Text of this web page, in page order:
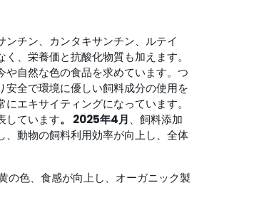
チン、カンタキサンチン、ルテイ
、栄養価と抗酸化物質も加えます。
自然な色の食品を求めています。つ
全で環境に優しい飼料成分の使用を
エキサイティングになっています。
しています。 2025年4月、飼料添加
動物の飼料利用効率が向上し、全体
の色、食感が向上し、オーガニック製